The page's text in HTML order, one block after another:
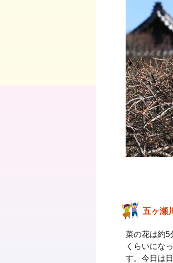
五ヶ瀬
菜の花は約5
くらいにな
す。今日は